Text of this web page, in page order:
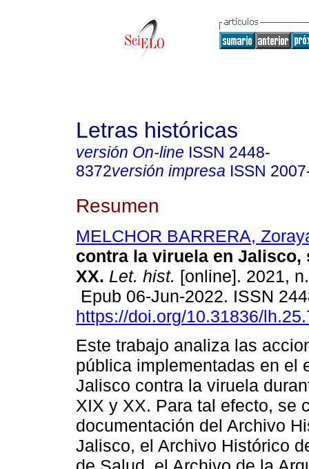
Letras históricas
versión On-line ISSN 2448-
8372versión impresa ISSN
Resumen
MELCHOR BARRERA,
contra la viruela en Jalisco,
XX. Let. hist. [online]. 2021,
Epub 06-Jun-2022. ISSN
https://doi.org/10.31836/
Este trabajo analiza las
pública implementadas en el
Jalisco contra la viruela
XIX y XX. Para tal efecto, se
documentación del Archivo
Jalisco, el Archivo Histórico